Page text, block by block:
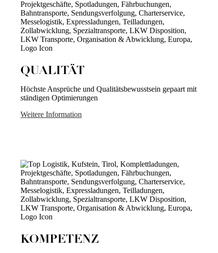
QUALITÄT
Höchste Ansprüche und Qualitätsbewusstsein gepaart mit
ständigen Optimierungen
Weitere Information
KOMPETENZ